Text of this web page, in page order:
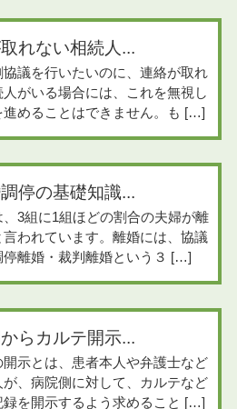
れない相続人...
協議を行いたいのに、連絡が取れ
人がいる場合には、これを無視し
進めることはできません。も […]
調停の基礎知識...
3組に1組ほどの割合の夫婦が離
言われています。離婚には、協議
停離婚・裁判離婚という３ […]
らカルテ開示...
開示とは、患者本人や弁護士など
が、病院側に対して、カルテなど
録を開示するよう求めること […]